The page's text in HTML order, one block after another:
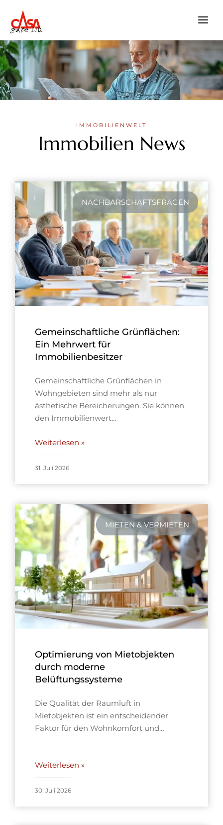
Inhalt
springen
IMMOBILIENWELT
Immobilien News
NACHBARSCHAFTSFRAGEN
Gemeinschaftliche Grünflächen:
Ein Mehrwert für
Immobilienbesitzer
Gemeinschaftliche Grünflächen in
Wohngebieten sind mehr als nur
ästhetische Bereicherungen. Sie können
den Immobilienwert…
Weiterlesen »
31. Juli 2026
MIETEN & VERMIETEN
Optimierung von Mietobjekten
durch moderne
Belüftungssysteme
Die Qualität der Raumluft in
Mietobjekten ist ein entscheidender
Faktor für den Wohnkomfort und…
Weiterlesen »
30. Juli 2026